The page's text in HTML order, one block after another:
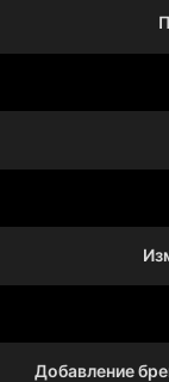
Добавление